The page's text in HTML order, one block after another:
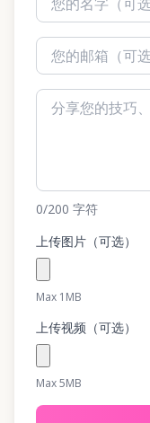
0/200 字符
上传图片（可选）
Max 1MB
上传视频（可选）
Max 5MB